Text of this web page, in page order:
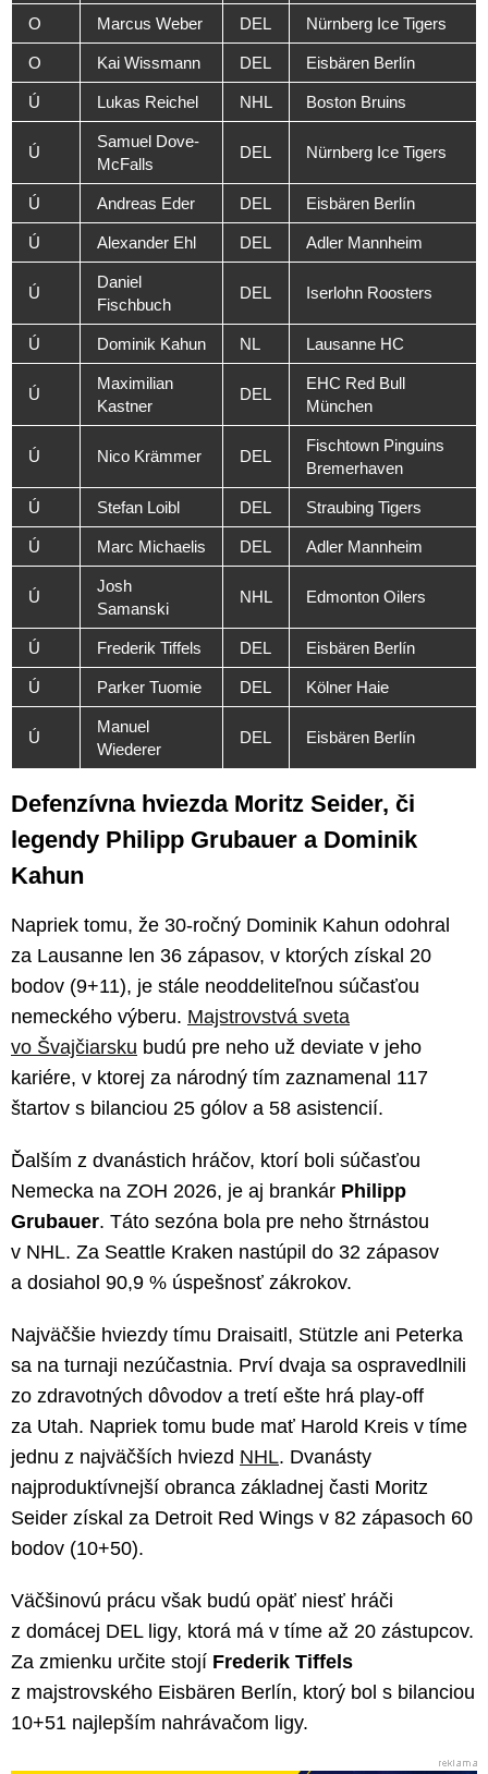
O Marcus Weber DEL Nürnberg Ice Tigers
O Kai Wissmann DEL Eisbären Berlín
Ú Lukas Reichel NHL Boston Bruins
Ú
Samuel Dove-
McFalls
DEL Nürnberg Ice Tigers
Ú Andreas Eder DEL Eisbären Berlín
Ú Alexander Ehl DEL Adler Mannheim
Ú
Daniel
Fischbuch
DEL Iserlohn Roosters
Ú Dominik Kahun NL Lausanne HC
Ú
Maximilian
Kastner
DEL
EHC Red Bull
München
Ú Nico Krämmer DEL
Fischtown Pinguins
Bremerhaven
Ú Stefan Loibl DEL Straubing Tigers
Ú Marc Michaelis DEL Adler Mannheim
Ú
Josh
Samanski
NHL Edmonton Oilers
Ú Frederik Tiffels DEL Eisbären Berlín
Ú Parker Tuomie DEL Kölner Haie
Ú
Manuel
Wiederer
DEL Eisbären Berlín
Defenzívna hviezda Moritz Seider, či
legendy Philipp Grubauer a Dominik
Kahun
Napriek tomu, že 30-ročný Dominik Kahun odohral
za Lausanne len 36 zápasov, v ktorých získal 20
bodov (9+11), je stále neoddeliteľnou súčasťou
nemeckého výberu. Majstrovstvá sveta
vo Švajčiarsku budú pre neho už deviate v jeho
kariére, v ktorej za národný tím zaznamenal 117
štartov s bilanciou 25 gólov a 58 asistencií.
Ďalším z dvanástich hráčov, ktorí boli súčasťou
Nemecka na ZOH 2026, je aj brankár Philipp
Grubauer. Táto sezóna bola pre neho štrnástou
v NHL. Za Seattle Kraken nastúpil do 32 zápasov
a dosiahol 90,9 % úspešnosť zákrokov.
Najväčšie hviezdy tímu Draisaitl, Stützle ani Peterka
sa na turnaji nezúčastnia. Prví dvaja sa ospravedlnili
zo zdravotných dôvodov a tretí ešte hrá play-off
za Utah. Napriek tomu bude mať Harold Kreis v tíme
jednu z najväčších hviezd NHL. Dvanásty
najproduktívnejší obranca základnej časti Moritz
Seider získal za Detroit Red Wings v 82 zápasoch 60
bodov (10+50).
Väčšinovú prácu však budú opäť niesť hráči
z domácej DEL ligy, ktorá má v tíme až 20 zástupcov.
Za zmienku určite stojí Frederik Tiffels
z majstrovského Eisbären Berlín, ktorý bol s bilanciou
10+51 najlepším nahrávačom ligy.